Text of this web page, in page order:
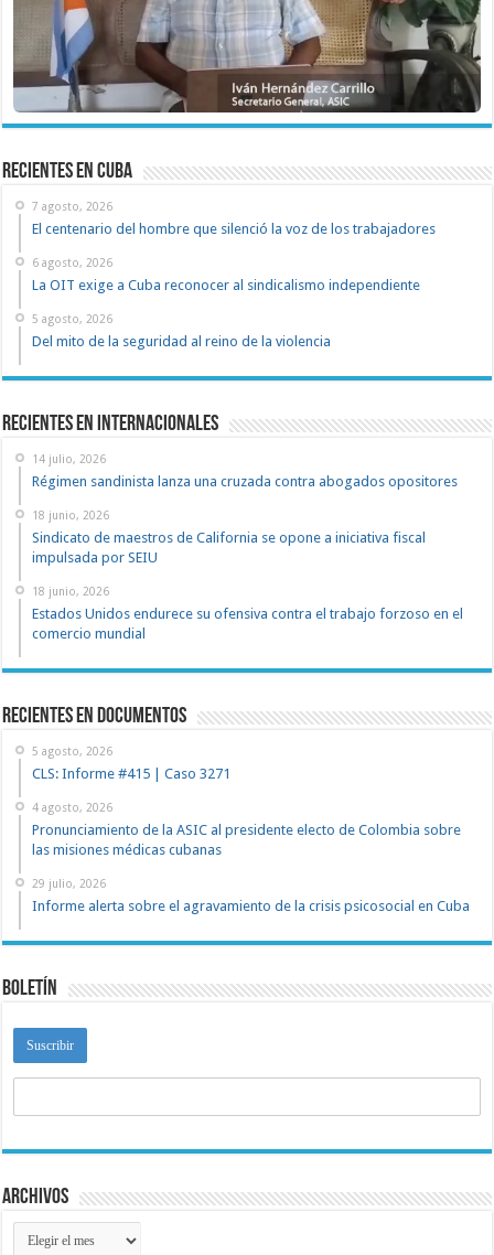
recientes en cuba
7 agosto, 2026
El centenario del hombre que silenció la voz de los trabajadores
6 agosto, 2026
La OIT exige a Cuba reconocer al sindicalismo independiente
5 agosto, 2026
Del mito de la seguridad al reino de la violencia
Recientes en Internacionales
14 julio, 2026
Régimen sandinista lanza una cruzada contra abogados opositores
18 junio, 2026
Sindicato de maestros de California se opone a iniciativa fiscal
impulsada por SEIU
18 junio, 2026
Estados Unidos endurece su ofensiva contra el trabajo forzoso en el
comercio mundial
recientes en documentos
5 agosto, 2026
CLS: Informe #415 | Caso 3271
4 agosto, 2026
Pronunciamiento de la ASIC al presidente electo de Colombia sobre
las misiones médicas cubanas
29 julio, 2026
Informe alerta sobre el agravamiento de la crisis psicosocial en Cuba
Boletín
Archivos
Archivos